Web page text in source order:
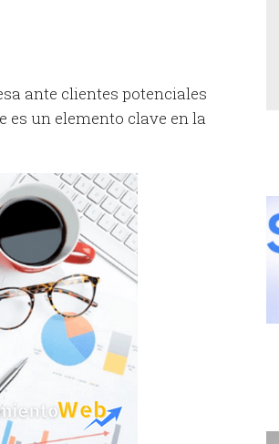
ante clientes potenciales
es un elemento clave en la